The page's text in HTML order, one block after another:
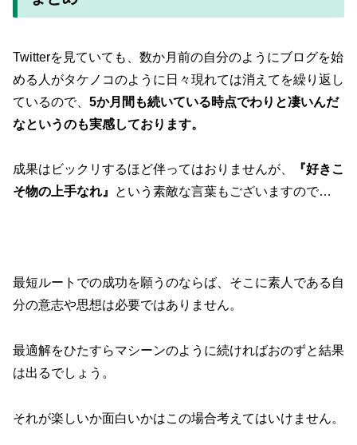
Twitterを見ていても、数か月前の自分のようにブログを始
める人がタケノコのように日々現れては消えてを繰り返し
ているので、 5か月間も続いている時点でわりと凄いんだ
なというのも実感しております。
成果はビックリするほど伴ってはおりませんが、
『好きこ
そ物の上手なれ』
という素敵な言葉もございますので…
最短ルートでの成功を願うのならば、そこに素人である自
分の意志や思想は必要ではありません。
最適解をひたすらマシーンのように続ければおのずと結果
は出るでしょう。
それが楽しいか面白いかはこの場合考えてはいけません。